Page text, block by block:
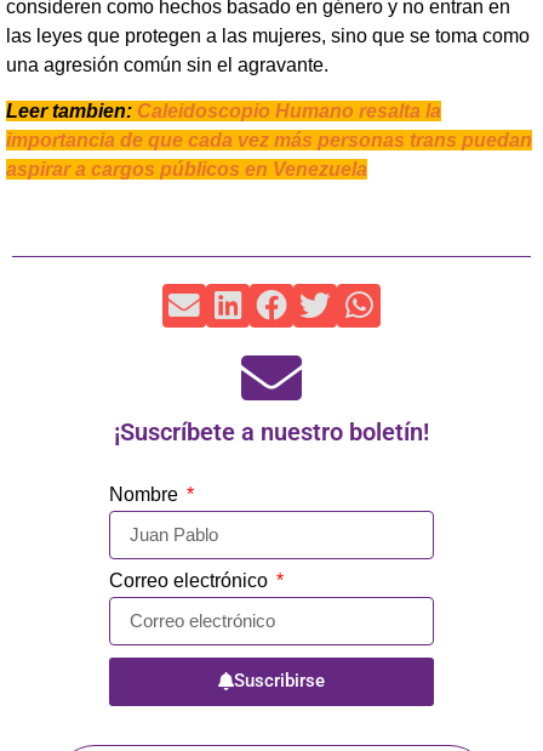
consideren como hechos basado en género y no entran en
las leyes que protegen a las mujeres, sino que se toma como
una agresión común sin el agravante.
Leer tambien: Caleidoscopio Humano resalta la
importancia de que cada vez más personas trans puedan
aspirar a cargos públicos en Venezuela
¡Suscríbete a nuestro boletín!
Nombre
Correo electrónico
Suscribirse